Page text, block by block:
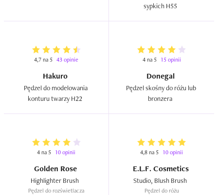
4,7 na 5 43 opinie
Hakuro
Pędzel do modelowania
4 na 5 15 opinii
Donegal
Pędzel skośny do różu lub
4 na 5 10 opinii
Golden Rose
Pędzel do rozświetlacza
4,8 na 5 10 opinii
E.L.F. Cosmetics
Pędzel do różu